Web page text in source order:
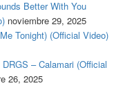
Better With You
noviembre 29, 2025
Tonight) (Official Video)
– Calamari (Official
26, 2025